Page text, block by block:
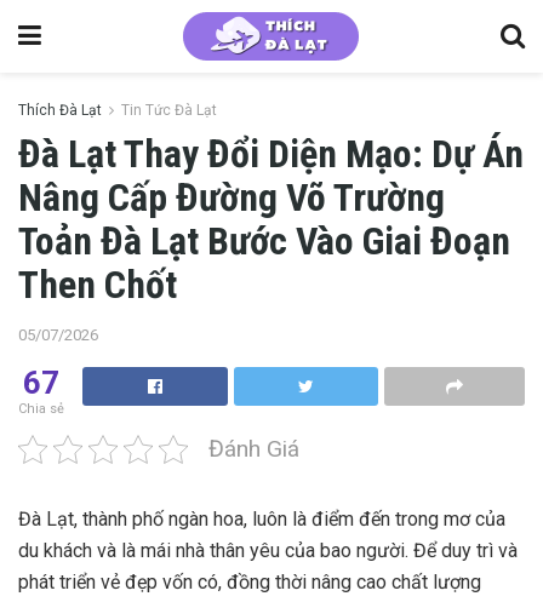
Thích Đà Lạt Tin Tức Đà Lạt
Đà Lạt Thay Đổi Diện Mạo: Dự Án
Nâng Cấp Đường Võ Trường
Toản Đà Lạt Bước Vào Giai Đoạn
Then Chốt
05/07/2026
67
Chia sẻ
Đánh Giá
Đà Lạt, thành phố ngàn hoa, luôn là điểm đến trong mơ của
du khách và là mái nhà thân yêu của bao người. Để duy trì và
phát triển vẻ đẹp vốn có, đồng thời nâng cao chất lượng